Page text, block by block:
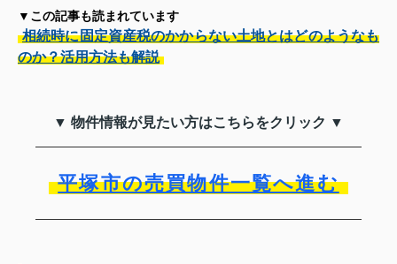
▼この記事も読まれています
相続時に固定資産税のかからない土地とはどのようなも
のか？活用方法も解説
▼ 物件情報が見たい方はこちらをクリック ▼
平塚市の売買物件一覧へ進む